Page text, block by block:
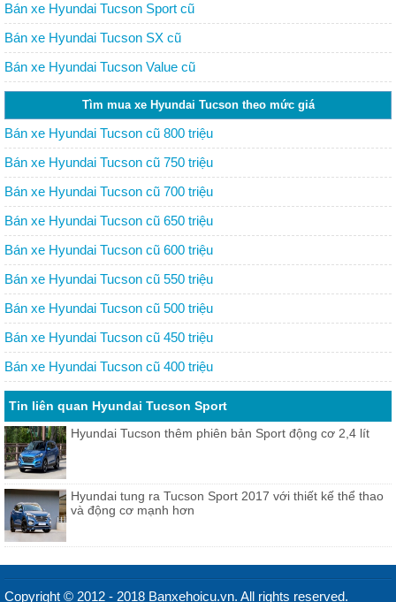
Bán xe Hyundai Tucson Sport cũ
Bán xe Hyundai Tucson SX cũ
Bán xe Hyundai Tucson Value cũ
Tìm mua xe Hyundai Tucson theo mức giá
Bán xe Hyundai Tucson cũ 800 triệu
Bán xe Hyundai Tucson cũ 750 triệu
Bán xe Hyundai Tucson cũ 700 triệu
Bán xe Hyundai Tucson cũ 650 triệu
Bán xe Hyundai Tucson cũ 600 triệu
Bán xe Hyundai Tucson cũ 550 triệu
Bán xe Hyundai Tucson cũ 500 triệu
Bán xe Hyundai Tucson cũ 450 triệu
Bán xe Hyundai Tucson cũ 400 triệu
Tin liên quan Hyundai Tucson Sport
Hyundai Tucson thêm phiên bản Sport động cơ 2,4 lít
Hyundai tung ra Tucson Sport 2017 với thiết kế thể thao
và động cơ mạnh hơn
Copyright © 2012 - 2018 Banxehoicu.vn. All rights reserved.